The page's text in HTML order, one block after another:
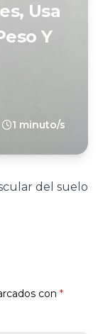
Usa
Y
1 minuto/s
del suelo
con *